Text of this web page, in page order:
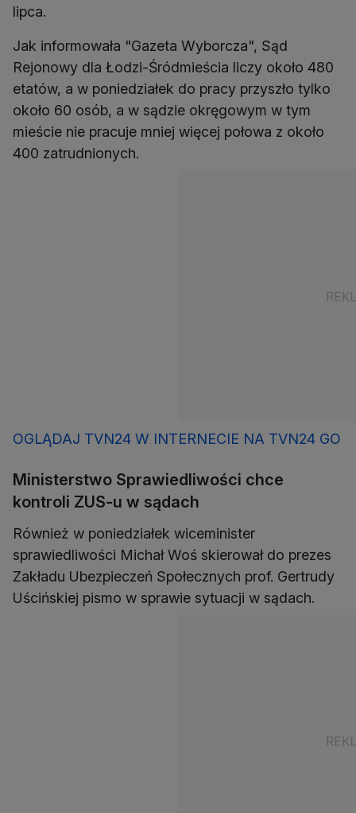
lipca.
Jak informowała "Gazeta Wyborcza", Sąd
Rejonowy dla Łodzi-Śródmieścia liczy około 480
etatów, a w poniedziałek do pracy przyszło tylko
około 60 osób, a w sądzie okręgowym w tym
mieście nie pracuje mniej więcej połowa z około
400 zatrudnionych.
OGLĄDAJ TVN24 W INTERNECIE NA TVN24 GO
Ministerstwo Sprawiedliwości chce
kontroli ZUS-u w sądach
Również w poniedziałek wiceminister
sprawiedliwości Michał Woś skierował do prezes
Zakładu Ubezpieczeń Społecznych prof. Gertrudy
Uścińskiej pismo w sprawie sytuacji w sądach.